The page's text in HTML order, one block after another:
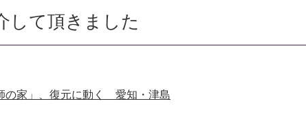
して頂きました
の家」、復元に動く 愛知・津島